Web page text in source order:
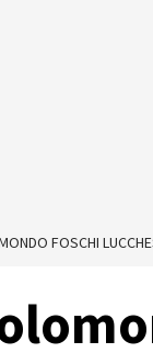
FOSCHI